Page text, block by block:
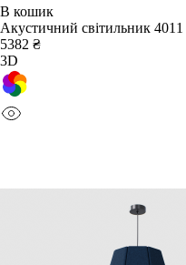
В кошик
Акустичний світильник
5382 ₴
3D